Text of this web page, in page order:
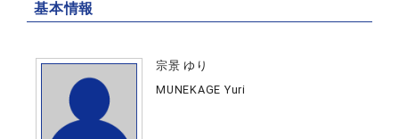
基本情報
宗景 ゆり
MUNEKAGE Yuri